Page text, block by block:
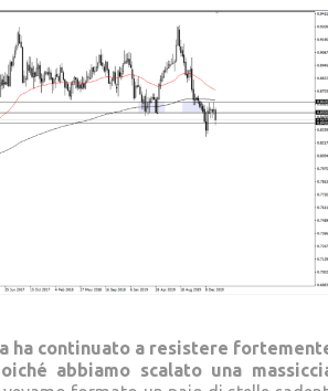
ha continuato a resistere
abbiamo scalato una